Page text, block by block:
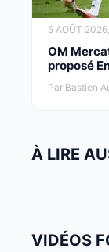
5 AOÛT
OM
proposé
Par Bastien
À LIRE
VIDÉOS